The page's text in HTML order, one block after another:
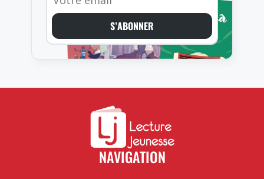
S’ABONNER
NAVIGATION